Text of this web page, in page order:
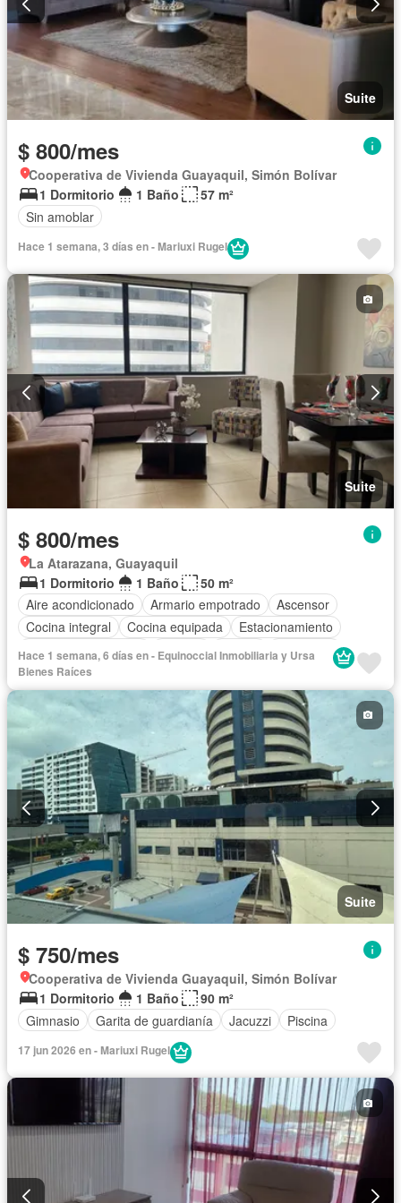
Suite
$ 800/mes
Cooperativa de Vivienda Guayaquil, Simón Bolívar
1 Dormitorio
1 Baño
57 m²
Sin amoblar
Hace 1 semana, 3 días en - Mariuxi Rugel
Suite
$ 800/mes
La Atarazana, Guayaquil
1 Dormitorio
1 Baño
50 m²
Aire acondicionado
Armario empotrado
Ascensor
Cocina integral
Cocina equipada
Estacionamiento
Garita de guardianía
Internet Piscina
Seguridad
Vista panorámica
Hace 1 semana, 6 días en - Equinoccial Inmobiliaria y Ursa
Bienes Raíces
Suite
$ 750/mes
Cooperativa de Vivienda Guayaquil, Simón Bolívar
1 Dormitorio
1 Baño
90 m²
Gimnasio
Garita de guardianía Jacuzzi Piscina
17 jun 2026 en - Mariuxi Rugel